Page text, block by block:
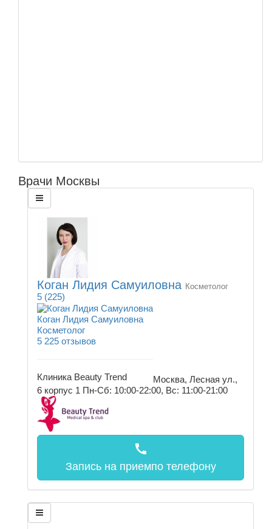
Врачи Москвы
Коган Лидия Самуиловна Косметолог
5 (225)
Коган Лидия Самуиловна
Косметолог
5 225 отзывов
Клиника Beauty Trend
Москва, Лесная ул.,
6 корпус 1 Пн-Сб: 10:00-22:00, Вс: 11:00-21:00
call
Запись на приемпо телефону